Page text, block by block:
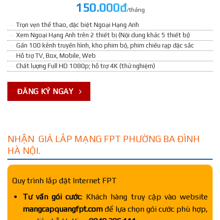
150.000đ/tháng
Trọn vẹn thể thao, đặc biệt Ngoại Hạng Anh
Xem Ngoại Hạng Anh trên 2 thiết bị (Nội dung khác 5 thiết bị)
Gần 100 kênh truyền hình, kho phim bộ, phim chiếu rạp đặc sắc
Hỗ trợ TV, Box, Mobile, Web
Chất lượng Full HD 1080p; hỗ trợ 4K (thử nghiệm)
ĐĂNG KÝ NGAY
NHẬN GIÁ LẮP MẠNG FPT PHƯỜNG BA ĐÌNH
HÀ NỘI.
Quy trình lắp đặt Internet FPT
Tư vấn gói cước: Khách hàng truy cập vào website
mangcapquangfpt.comđể lựa chọn gói cước phù hợp,